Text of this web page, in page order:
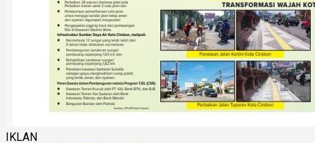
IKLAN